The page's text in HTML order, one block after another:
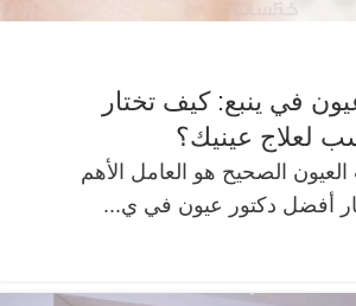
في ينبع: كيف تختار
لعلاج عينيك؟
العيون الصحيح هو العامل الأهم
أفضل دكتور عيون في ي...